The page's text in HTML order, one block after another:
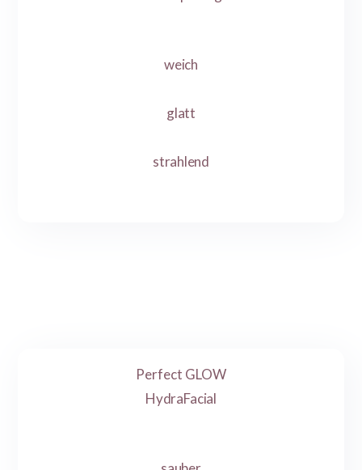
weich
glatt
strahlend
Perfect GLOW
HydraFacial